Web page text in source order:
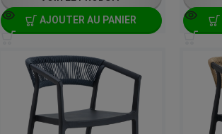
AJOUTER AU PANIER